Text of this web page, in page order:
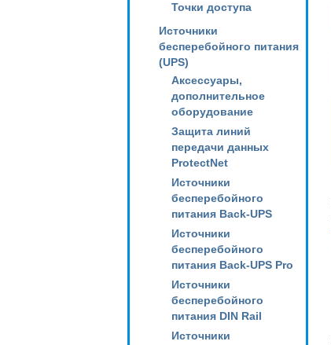
Точки доступа
Источники
бесперебойного питания
(UPS)
Аксессуары,
дополнительное
оборудование
Защита линий
передачи данных
ProtectNet
Источники
бесперебойного
питания Back-UPS
Источники
бесперебойного
питания Back-UPS Pro
Источники
бесперебойного
питания DIN Rail
Источники